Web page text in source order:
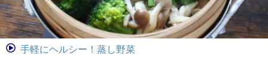
手軽にヘルシー！蒸し野菜